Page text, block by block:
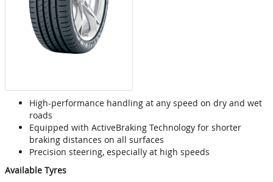
High-performance handling at any speed on dry and wet
roads
Equipped with ActiveBraking Technology for shorter
braking distances on all surfaces
Precision steering, especially at high speeds
Available Tyres